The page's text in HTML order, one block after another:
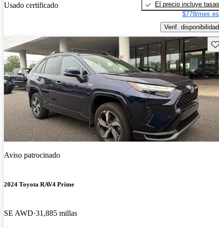
Usado certificado
El precio incluye tasas
$778/mes
Verif. disponibilidad
Aviso patrocinado
2024 Toyota RAV4 Prime
SE AWD 31,885 millas